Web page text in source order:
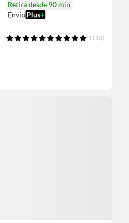
Retira desde 90 min
EnvíoPlus+
(110)